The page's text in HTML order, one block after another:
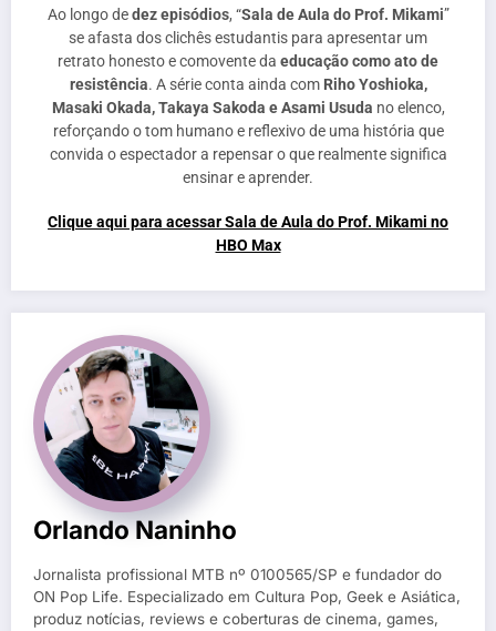
Ao longo dedez episódios, “Sala de Aula do Prof. Mikami”
se afasta dos clichês estudantis para apresentar um
retrato honesto e comovente da educação como ato de
resistência. A série conta ainda com Riho Yoshioka,
Masaki Okada, Takaya Sakoda e Asami Usuda no elenco,
reforçando o tom humano e reflexivo de uma história que
convida o espectador a repensar o que realmente significa
ensinar e aprender.
Clique aqui para acessar Sala de Aula do Prof. Mikami no
HBO Max
Orlando Naninho
Jornalista profissional MTB nº 0100565/SP e fundador do
ON Pop Life. Especializado em Cultura Pop, Geek e Asiática,
produz notícias, reviews e coberturas de cinema, games,